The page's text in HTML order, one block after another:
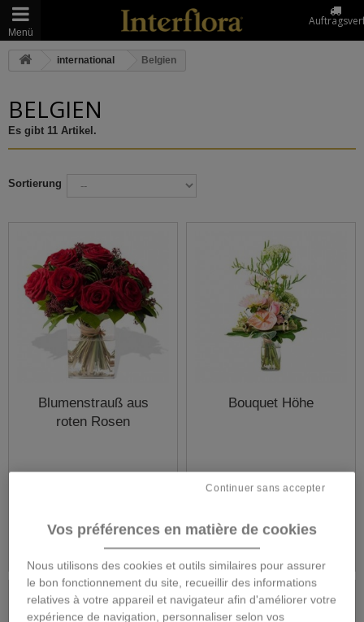
Menü
international Belgien
BELGIEN
Es gibt 11 Artikel.
Sortierung
Blumenstrauß aus
roten Rosen
Mehr
Bouquet Höhe
38,00 €
Mehr
Vos préférences en matière de cookies
Nous utilisons des cookies et outils similaires pour assurer
le bon fonctionnement du site, recueillir des informations
relatives à votre appareil et navigateur afin d'améliorer votre
expérience de navigation, personnaliser selon vos
Continuer sans accepter